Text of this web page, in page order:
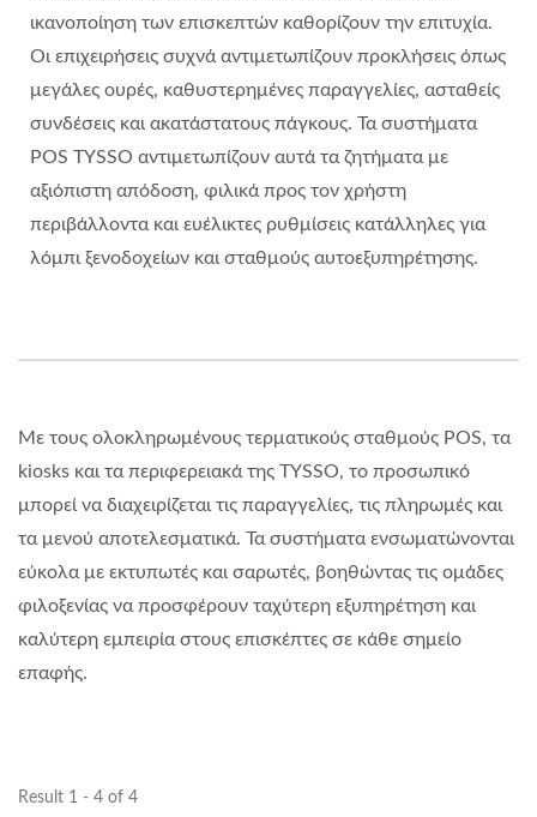
ικανοποίηση των επισκεπτών καθορίζουν την επιτυχία.
Οι επιχειρήσεις συχνά αντιμετωπίζουν προκλήσεις όπως
μεγάλες ουρές, καθυστερημένες παραγγελίες, ασταθείς
συνδέσεις και ακατάστατους πάγκους. Τα συστήματα
POS TYSSO αντιμετωπίζουν αυτά τα ζητήματα με
αξιόπιστη απόδοση, φιλικά προς τον χρήστη
περιβάλλοντα και ευέλικτες ρυθμίσεις κατάλληλες για
λόμπι ξενοδοχείων και σταθμούς αυτοεξυπηρέτησης.
Με τους ολοκληρωμένους τερματικούς σταθμούς POS, τα
kiosks και τα περιφερειακά της TYSSO, το προσωπικό
μπορεί να διαχειρίζεται τις παραγγελίες, τις πληρωμές και
τα μενού αποτελεσματικά. Τα συστήματα ενσωματώνονται
εύκολα με εκτυπωτές και σαρωτές, βοηθώντας τις ομάδες
φιλοξενίας να προσφέρουν ταχύτερη εξυπηρέτηση και
καλύτερη εμπειρία στους επισκέπτες σε κάθε σημείο
επαφής.
Result 1 - 4 of 4